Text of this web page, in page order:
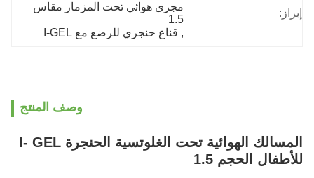
إبراز:
مجرى هوائي تحت المزمار مقاس
1.5
, قناع حنجري للرضع مع I-GEL
وصف المنتج
المسالك الهوائية تحت الغلوتسية الحنجرة I- GEL
للأطفال الحجم 1.5